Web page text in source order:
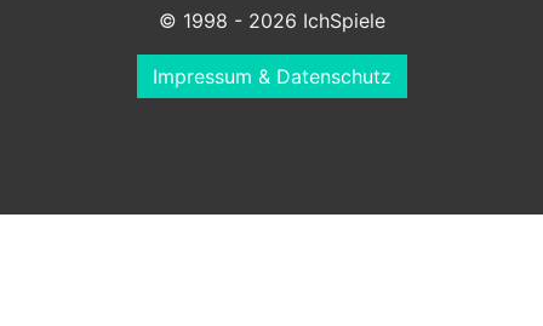
© 1998 - 2026 IchSpiele
Impressum & Datenschutz